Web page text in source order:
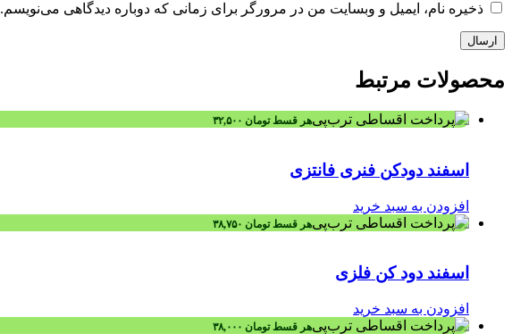
ذخیره نام، ایمیل و وبسایت من در مرورگر برای زمانی که دوباره دیدگاهی می‌نویسم.
محصولات مرتبط
هر قسطتومان
اسفند دودکن فنری فانتزی
افزودن به سبد خرید
هر قسطتومان
اسفند دود کن فلزی
افزودن به سبد خرید
هر قسطتومان